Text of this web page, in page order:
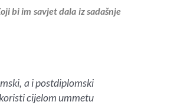
bi im savjet dala iz sadašnje
a i postdiplomski
cijelom ummetu